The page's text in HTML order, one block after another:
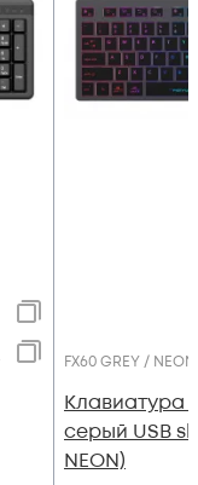
FX60 GREY / NEON
Клавиатура
серый USB
NEON)